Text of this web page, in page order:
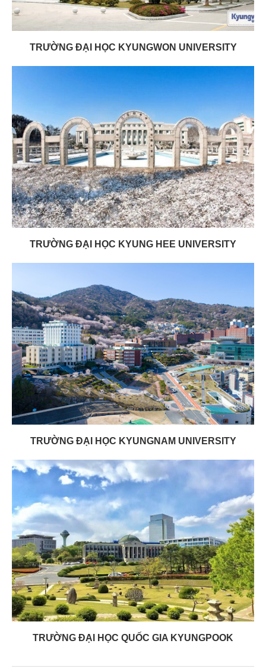
TRƯỜNG ĐẠI HỌC KYUNGWON UNIVERSITY
TRƯỜNG ĐẠI HỌC KYUNG HEE UNIVERSITY
TRƯỜNG ĐẠI HỌC KYUNGNAM UNIVERSITY
TRƯỜNG ĐẠI HỌC QUỐC GIA KYUNGPOOK